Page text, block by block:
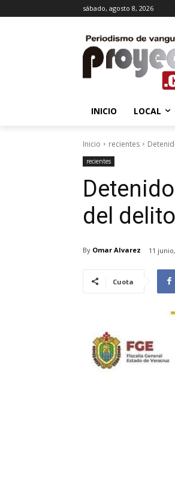
sábado, agosto 8, 2026
INICIO LOCAL
Inicio recientes
recientes
del
By Omar Alvarez 11
Cuota